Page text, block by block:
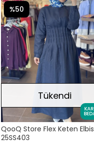
Tükendi
QooQ Store Flex Keten
25SS403
%50